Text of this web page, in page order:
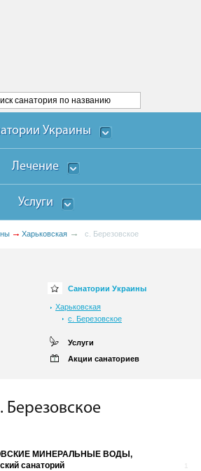
Украины
Лечение
Услуги
Харьковская с. Березовское
Санатории Украины
Харьковская
с. Березовское
Услуги
Акции санаториев
Березовское
МИНЕРАЛЬНЫЕ ВОДЫ,
санаторий
1